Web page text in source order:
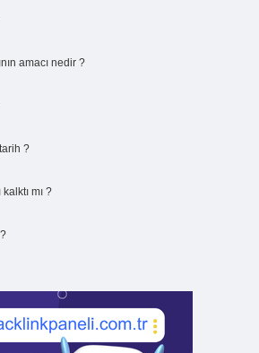
amacı nedir ?
?
mı ?